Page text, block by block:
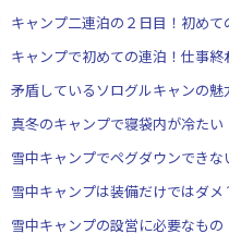
キャンプ二連泊の２日目！初め
キャンプで初めての連泊！仕事
矛盾しているソログルキャンの
真冬のキャンプで寝袋内が冷た
雪中キャンプでペグダウンでき
雪中キャンプは装備だけではダ
雪中キャンプの設営に必要なも